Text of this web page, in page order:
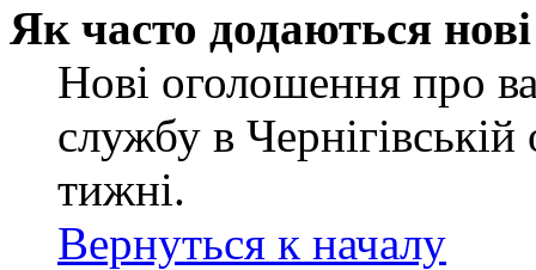
Як часто додаються
Нові оголошення про
службу в
тижні.
Вернуться к началу